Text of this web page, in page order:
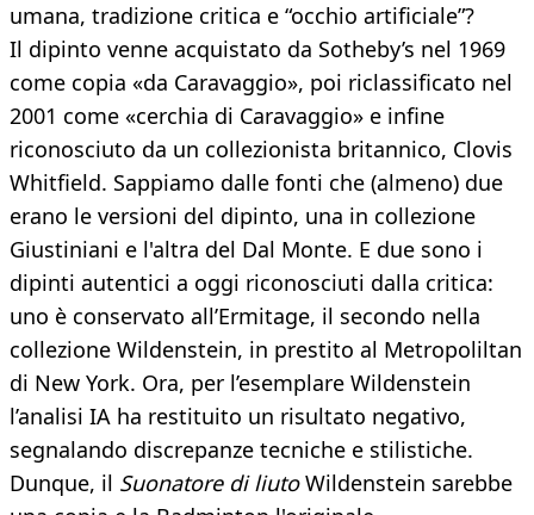
umana, tradizione critica e “occhio artificiale”?
Il dipinto venne acquistato da Sotheby’s nel 1969
come copia «da Caravaggio», poi riclassificato nel
2001 come «cerchia di Caravaggio» e infine
riconosciuto da un collezionista britannico, Clovis
Whitfield. Sappiamo dalle fonti che (almeno) due
erano le versioni del dipinto, una in collezione
Giustiniani e l'altra del Dal Monte. E due sono i
dipinti autentici a oggi riconosciuti dalla critica:
uno è conservato all’Ermitage, il secondo nella
collezione Wildenstein, in prestito al Metropoliltan
di New York. Ora, per l’esemplare Wildenstein
l’analisi IA ha restituito un risultato negativo,
segnalando discrepanze tecniche e stilistiche.
Dunque, il Suonatore di liutoWildenstein sarebbe